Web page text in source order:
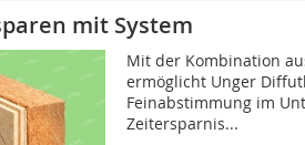
mit System
Mit der Kombination
ermöglicht Unger
Feinabstimmung im
Zeitersparnis...